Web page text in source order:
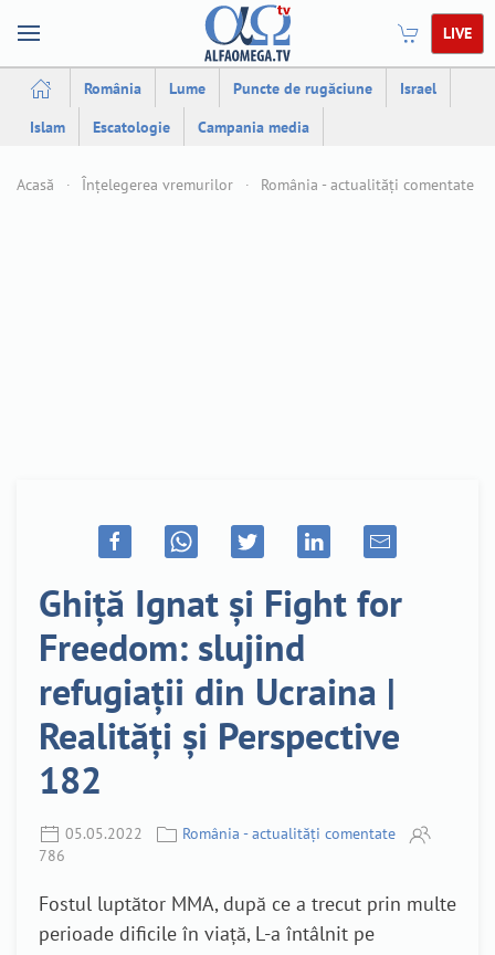
LIVE
România Lume Puncte de rugăciune
Israel
Islam
Escatologie Campania media
Acasă Înțelegerea vremurilor România - actualități comentate
Ghiță Ignat și Fight for
Freedom: slujind
refugiații din Ucraina |
Realități și Perspective
182
05.05.2022
România - actualități comentate
786
Fostul luptător MMA, după ce a trecut prin multe
perioade dificile în viață, L-a întâlnit pe